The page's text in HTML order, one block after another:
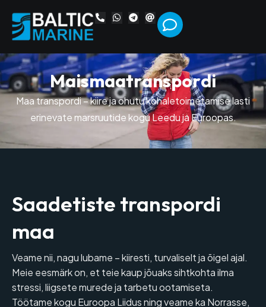
Maismaatranspordi
Maa transpordi – kiire ja ohutu kohaletoimetamise lasti
erinevate marsruutide kogu Leedu ja Euroopas.
Saadetiste transpordi
maa
Veame nii, nagu lubame – kiiresti, turvaliselt ja õigel ajal.
Meie eesmärk on, et teie kaup jõuaks sihtkohta ilma
stressi, liigsete murede ja tarbetu ootamiseta.
Töötame kogu Euroopa Liidus ning veame ka Norrasse,